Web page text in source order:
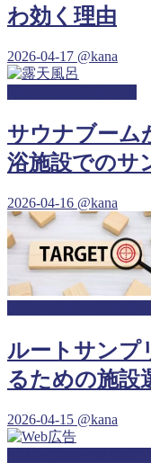
わ効く理由
2026-04-17 @kana
サウナブーム
浴施設でのサ
2026-04-16 @kana
ルートサンプ
るための施設
2026-04-15 @kana